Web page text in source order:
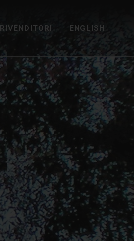
RIVENDITORI ENGLISH